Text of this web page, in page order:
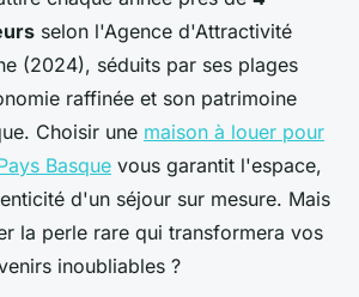
selon l'Agence d'Attractivité
(2024), séduits par ses plages
raffinée et son patrimoine
Choisir une maison à louer pour
Basque vous garantit l'espace,
d'un séjour sur mesure. Mais
la perle rare qui transformera vos
inoubliables ?